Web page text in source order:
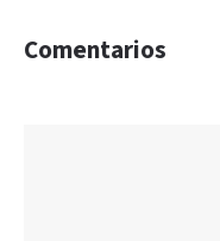
Comentarios